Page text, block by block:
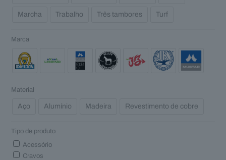
Marcha Trabalho Três tambores Turf
Marca
Material
Aço Alumínio Madeira Revestimento de cobre
Tipo de produto
Acessório
Cravos